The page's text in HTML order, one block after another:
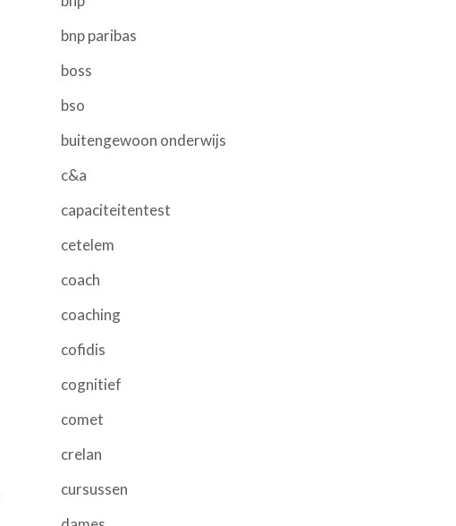
bnp paribas
boss
bso
buitengewoon onderwijs
c&a
capaciteitentest
cetelem
coach
coaching
cofidis
cognitief
comet
crelan
cursussen